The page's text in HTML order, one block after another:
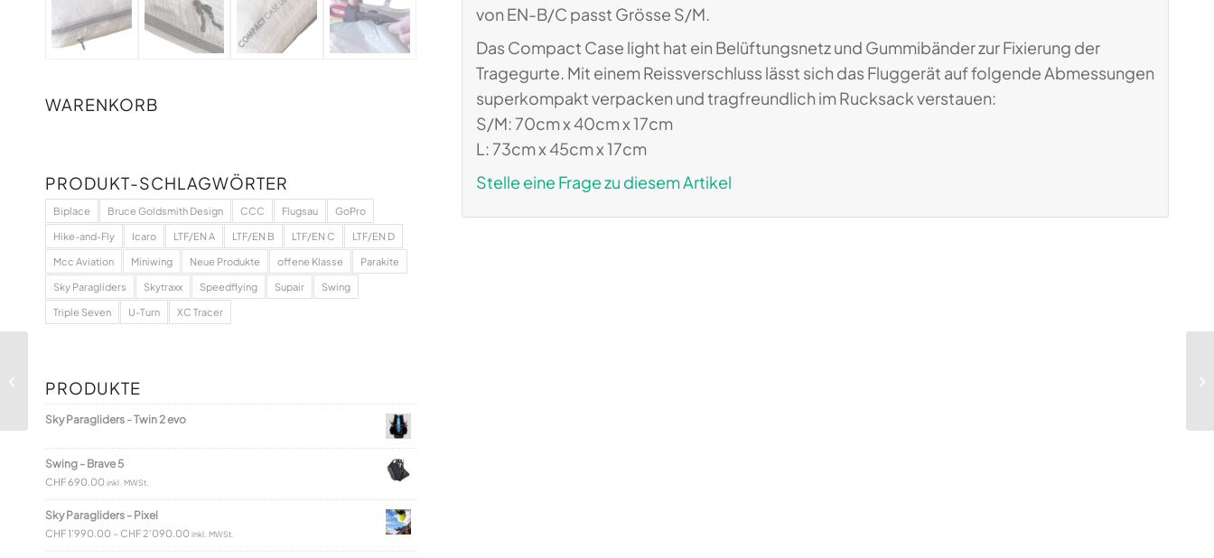
WARENKORB
PRODUKT-SCHLAGWÖRTER
Biplace Bruce Goldsmith Design CCC Flugsau GoPro
Hike-and-Fly Icaro LTF/EN A LTF/EN B LTF/EN C LTF/EN D
Mcc Aviation Miniwing Neue Produkte offene Klasse Parakite
Sky Paragliders Skytraxx Speedflying Supair Swing
Triple Seven U-Turn XC Tracer
PRODUKTE
Sky Paragliders - Twin 2 evo
Swing - Brave 5
CHF690.00inkl. MWSt.
Sky Paragliders - Pixel
CHF1'990.00 – CHF2'090.00inkl. MWSt.
von EN-B/C passt Grösse S/M.
Das Compact Case light hat ein Belüftungsnetz und Gummibänder zur Fixierung der
Tragegurte. Mit einem Reissverschluss lässt sich das Fluggerät auf folgende Abmessungen
superkompakt verpacken und tragfreundlich im Rucksack verstauen:
S/M: 70cm x 40cm x 17cm
L: 73cm x 45cm x 17cm
Stelle eine Frage zu diesem Artikel
Evo-Handschuh